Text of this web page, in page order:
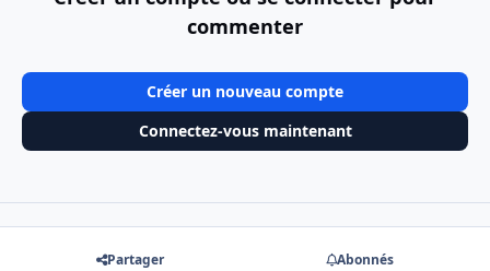
commenter
Créer un nouveau compte
Connectez-vous maintenant
Partager Abonnés